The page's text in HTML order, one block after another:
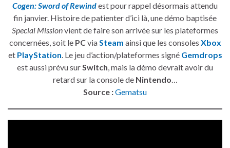
Cogen: Sword of Rewindest pour rappel désormais attendu
fin janvier. Histoire de patienter d’ici là, une démo baptisée
Special Missionvient de faire son arrivée sur les plateformes
concernées, soit le PCviaSteam ainsi que les consoles Xbox
et PlayStation. Le jeu d’action/plateformes signé Gemdrops
est aussi prévu surSwitch, mais la démo devrait avoir du
retard sur la console de Nintendo…
Source :Gematsu